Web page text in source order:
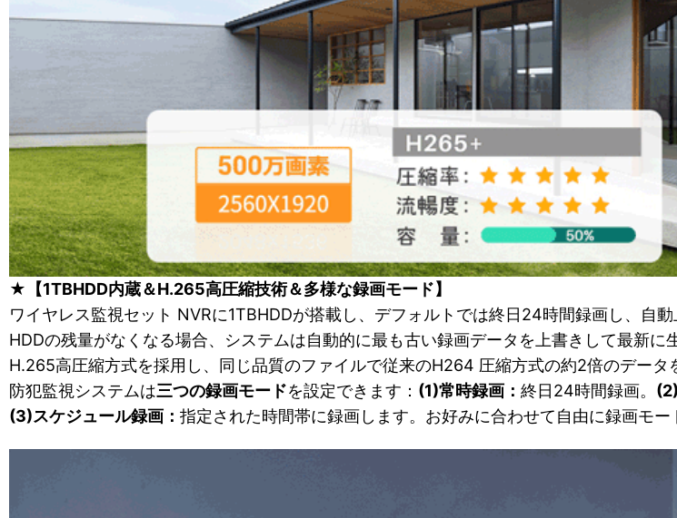
★【1TBHDD内蔵＆H.265高圧縮技術＆多様な録画モード】
ワイヤレス監視セット NVRに1TBHDDが搭載し、デフォルトでは終日24時間録画し、自
HDDの残量がなくなる場合、システムは自動的に最も古い録画データを上書きして最新に
H.265高圧縮方式を採用し、同じ品質のファイルで従来のH264 圧縮方式の約2倍のデータ
防犯監視システムは三つの録画モードを設定できます： (1)常時録画： 終日24時間録画。
(3)スケジュール録画： 指定された時間帯に録画します。お好みに合わせて自由に録画モー